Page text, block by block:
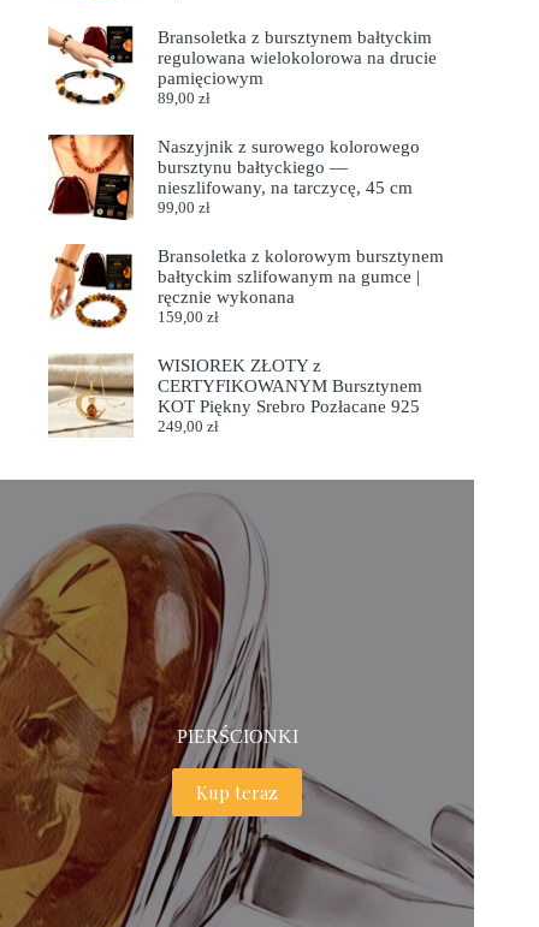
Bransoletka z bursztynem bałtyckim
regulowana wielokolorowa na drucie
pamięciowym
89,00 zł
Naszyjnik z surowego kolorowego
bursztynu bałtyckiego —
nieszlifowany, na tarczycę, 45 cm
99,00 zł
Bransoletka z kolorowym bursztynem
bałtyckim szlifowanym na gumce |
ręcznie wykonana
159,00 zł
WISIOREK ZŁOTY z
CERTYFIKOWANYM Bursztynem
KOT Piękny Srebro Pozłacane 925
249,00 zł
PIERŚCIONKI
Kup teraz